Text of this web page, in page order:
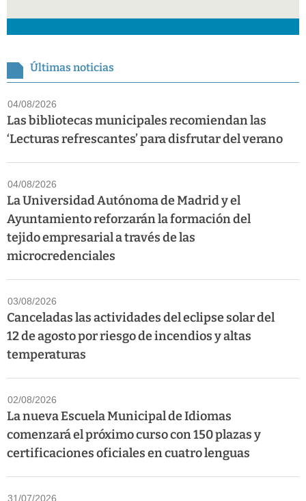
Últimas noticias
04/08/2026
Las bibliotecas municipales recomiendan las
‘Lecturas refrescantes’ para disfrutar del verano
04/08/2026
La Universidad Autónoma de Madrid y el
Ayuntamiento reforzarán la formación del
tejido empresarial a través de las
microcredenciales
03/08/2026
Canceladas las actividades del eclipse solar del
12 de agosto por riesgo de incendios y altas
temperaturas
02/08/2026
La nueva Escuela Municipal de Idiomas
comenzará el próximo curso con 150 plazas y
certificaciones oficiales en cuatro lenguas
31/07/2026